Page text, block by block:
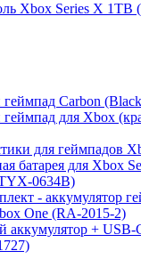
Xbox Series X 1TB
геймпад Carbon
геймпад для Xbox
для геймпадов
батарея для Xbox
0634B)
- аккумулятор
One (RA-2015-2)
аккумулятор + USB-